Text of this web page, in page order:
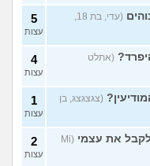
5
עצות
(אתלט
4
עצות
(צגצגצג, בן
1
עצות
את עצמי
(Mi
2
עצות